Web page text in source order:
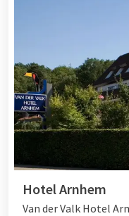
Hotel Arnhem
Van der Valk Hotel